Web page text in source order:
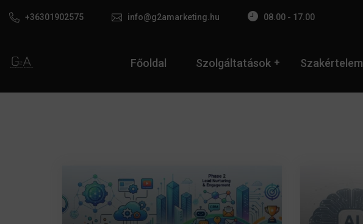
+36301902575 info@g2amarketing.hu 08.00 - 17.00
Főoldal Szolgáltatások Szakértelem